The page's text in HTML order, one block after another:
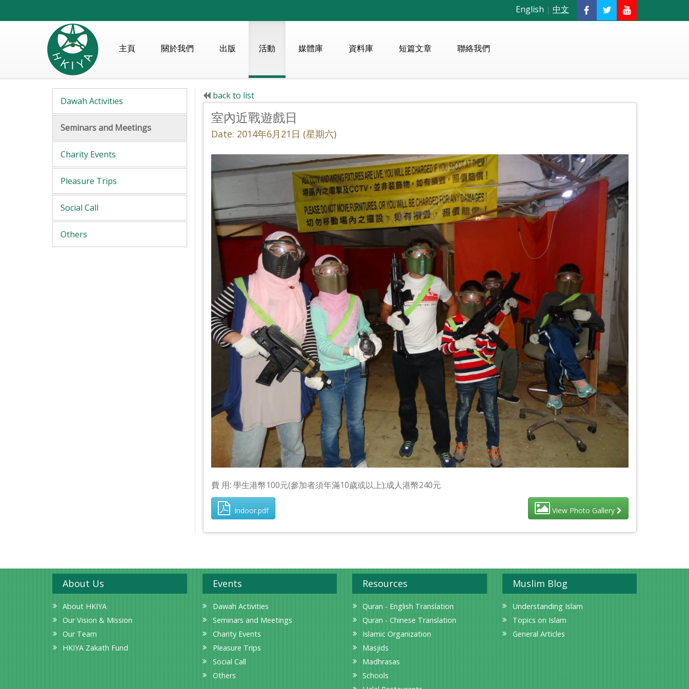
English | 中文
主頁 關於我們 出版 活動 媒體庫 資料庫 短篇文章 聯絡我們
Dawah Activities
Seminars and Meetings
Charity Events
Pleasure Trips
Social Call
Others
back to list
室內近戰遊戲日
Date: 2014年6月21日 (星期六)
費 用: 學生港幣100元(參加者須年滿10歲或以上);成人港幣240元
Indoor.pdf View Photo Gallery
About Us
About HKIYA
Our Vision & Mission
Our Team
HKIYA Zakath Fund
Events
Dawah Activities
Seminars and Meetings
Charity Events
Pleasure Trips
Social Call
Others
Resources
Quran - English Translation
Quran - Chinese Translation
Islamic Organization
Masjids
Madhrasas
Schools
Muslim Blog
Understanding Islam
Topics on Islam
General Articles